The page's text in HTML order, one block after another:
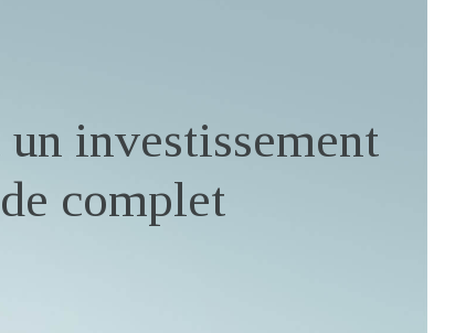
investissement
complet